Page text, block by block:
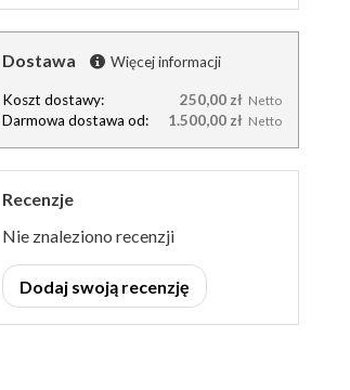
Dostawa Więcej informacji
Koszt dostawy: 250,00 zł Netto
Darmowa dostawa od: 1.500,00 zł Netto
Recenzje
Nie znaleziono recenzji
Dodaj swoją recenzję